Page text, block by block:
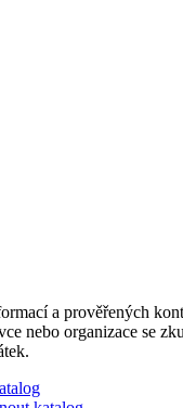
a prověřených
nebo organizace se